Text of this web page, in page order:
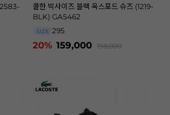
콜한 빅사이즈 블랙 옥스포드 슈즈 (1219-
BLK) GA5462
SIZE 295
20% 159,000 198,000